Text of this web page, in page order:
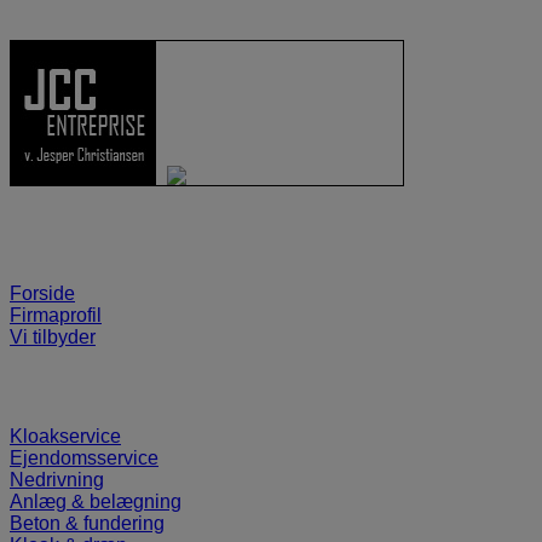
Forside
Firmaprofil
Vi tilbyder
Kloakservice
Ejendomsservice
Nedrivning
Anlæg & belægning
Beton & fundering